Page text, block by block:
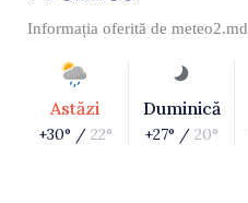
Informația oferită de meteo2.md
Astăzi
+30° / 22°
Duminică
+27° / 20°